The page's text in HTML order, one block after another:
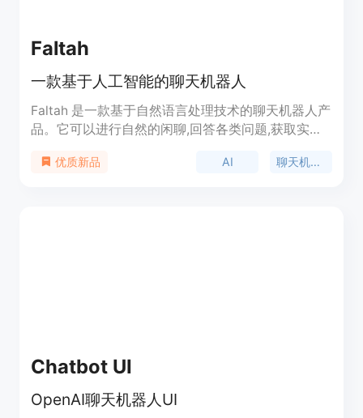
Faltah
一款基于人工智能的聊天机器人
Faltah 是一款基于自然语言处理技术的聊天机器人产
品。它可以进行自然的闲聊,回答各类问题,获取实时
量多,回答质量高,支持多种使用场景,且不断迭代升
优质新品 AI 聊天机器人
Chatbot UI
OpenAI聊天机器人UI